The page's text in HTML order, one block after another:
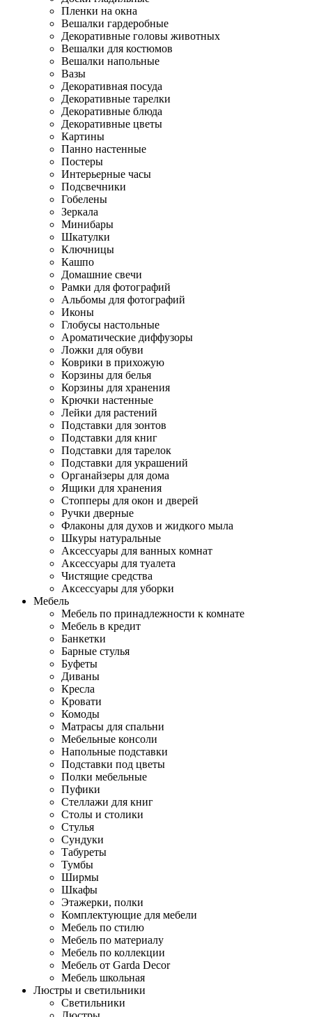
Пленки на окна
Вешалки гардеробные
Декоративные головы животных
Вешалки для костюмов
Вешалки напольные
Вазы
Декоративная посуда
Декоративные тарелки
Декоративные блюда
Декоративные цветы
Картины
Панно настенные
Постеры
Интерьерные часы
Подсвечники
Гобелены
Зеркала
Минибары
Шкатулки
Ключницы
Кашпо
Домашние свечи
Рамки для фотографий
Альбомы для фотографий
Иконы
Глобусы настольные
Ароматические диффузоры
Ложки для обуви
Коврики в прихожую
Корзины для белья
Корзины для хранения
Крючки настенные
Лейки для растений
Подставки для зонтов
Подставки для книг
Подставки для тарелок
Подставки для украшений
Органайзеры для дома
Ящики для хранения
Стопперы для окон и дверей
Ручки дверные
Флаконы для духов и жидкого мыла
Шкуры натуральные
Аксессуары для ванных комнат
Аксессуары для туалета
Чистящие средства
Аксессуары для уборки
Мебель
Мебель по принадлежности к комнате
Мебель в кредит
Банкетки
Барные стулья
Буфеты
Диваны
Кресла
Кровати
Комоды
Матрасы для спальни
Мебельные консоли
Напольные подставки
Подставки под цветы
Полки мебельные
Пуфики
Стеллажи для книг
Столы и столики
Стулья
Сундуки
Табуреты
Тумбы
Ширмы
Шкафы
Этажерки, полки
Комплектующие для мебели
Мебель по стилю
Мебель по материалу
Мебель по коллекции
Мебель от Garda Decor
Мебель школьная
Люстры и светильники
Светильники